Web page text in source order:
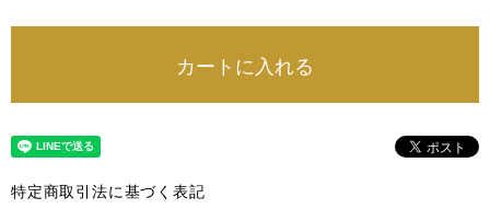
カートに入れる
特定商取引法に基づく表記